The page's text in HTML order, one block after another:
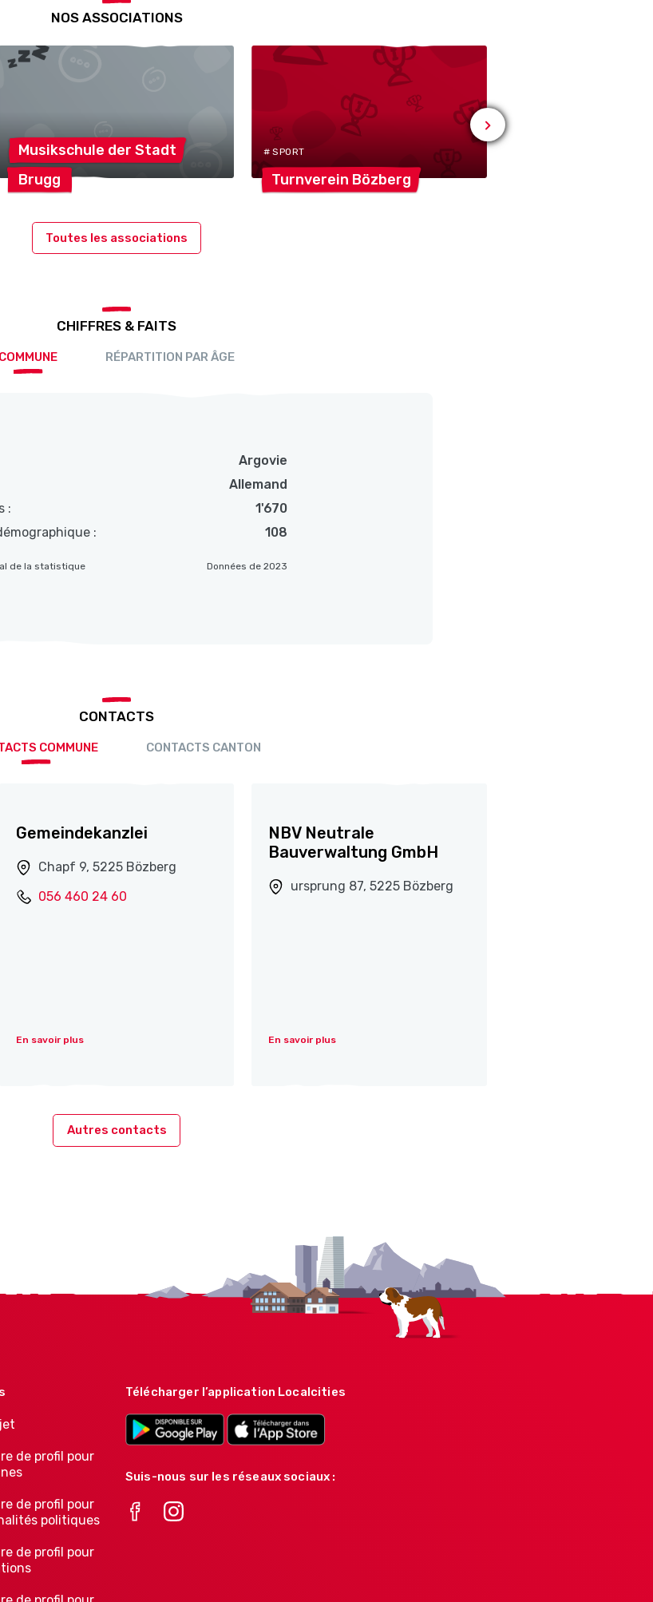
NOS ASSOCIATIONS
Musikschule derStadt
Brugg
# SPORT
Turnverein Bözberg
Toutes les associations
CHIFFRES & FAITS
COMMUNE RÉPARTITION PAR ÂGE
Argovie
Allemand
:
1'670
:
108
Données de 2023
de la statistique
CONTACTS
COMMUNE CONTACTS CANTON
Gemeindekanzlei
Chapf 9, 5225 Bözberg
056 460 24 60
En savoir plus
NBV Neutrale
Bauverwaltung GmbH
ursprung 87, 5225 Bözberg
En savoir plus
Autres contacts
de profil pour
de profil pour
politiques
de profil pour
Télécharger l’application Localcities
Suis-nous sur les réseaux sociaux :